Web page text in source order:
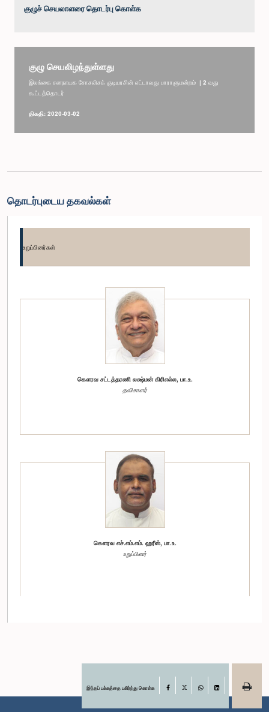
குழுச் செயலாளரை தொடர்பு கொள்க
குழு செயலிழந்துள்ளது
இலங்கை சனநாயக சோசலிசக் குடியரசின் எட்டாவது பாராளுமன்றம் | 2 வது
கூட்டத்தொடர்
திகதி: 2020-03-02
தொடர்புடைய தகவல்கள்
உறுப்பினர்கள்
கௌரவ சட்டத்தரணி லக்ஷ்மன் கிரிஎல்ல, பா.உ.
தவிசாளர்
கௌரவ எச்.எம்.எம். ஹரீஸ், பா.உ.
உறுப்பினர்
கௌரவ பழனி திகாம்பரம், பா.உ.
இந்தப் பக்கத்தை பகிர்ந்து கொள்க Facebook
LinkedIn